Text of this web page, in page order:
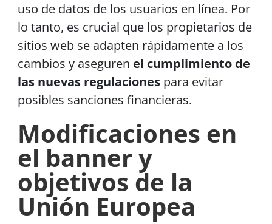
uso de datos de los usuarios en línea. Por
lo tanto, es crucial que los propietarios de
sitios web se adapten rápidamente a los
cambios y aseguren el cumplimiento de
las nuevas regulaciones para evitar
posibles sanciones financieras.
Modificaciones en
el banner y
objetivos de la
Unión Europea